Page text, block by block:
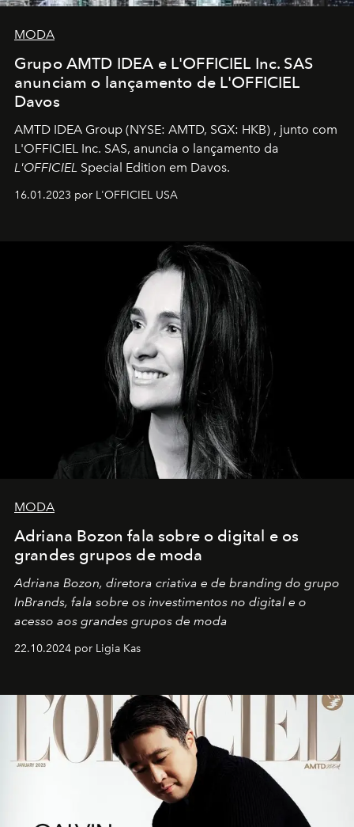
MODA
Grupo AMTD IDEA e L'OFFICIEL Inc. SAS
anunciam o lançamento de L'OFFICIEL
Davos
AMTD IDEA Group (NYSE: AMTD, SGX: HKB) , junto com
L'OFFICIEL Inc. SAS, anuncia o lançamento da
L'OFFICIEL Special Edition em Davos.
16.01.2023 por L'OFFICIEL USA
MODA
Adriana Bozon fala sobre o digital e os
grandes grupos de moda
Adriana Bozon, diretora criativa e de branding do grupo
InBrands, fala sobre os investimentos no digital e o
acesso aos grandes grupos de moda
22.10.2024 por Ligia Kas